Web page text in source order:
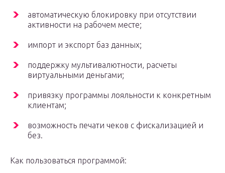
автоматическую блокировку при отсутствии
активности на рабочем месте;
импорт и экспорт баз данных;
поддержку мультивалютности, расчеты
виртуальными деньгами;
привязку программы лояльности к конкретным
клиентам;
возможность печати чеков с фискализацией и
без.
Как пользоваться программой: